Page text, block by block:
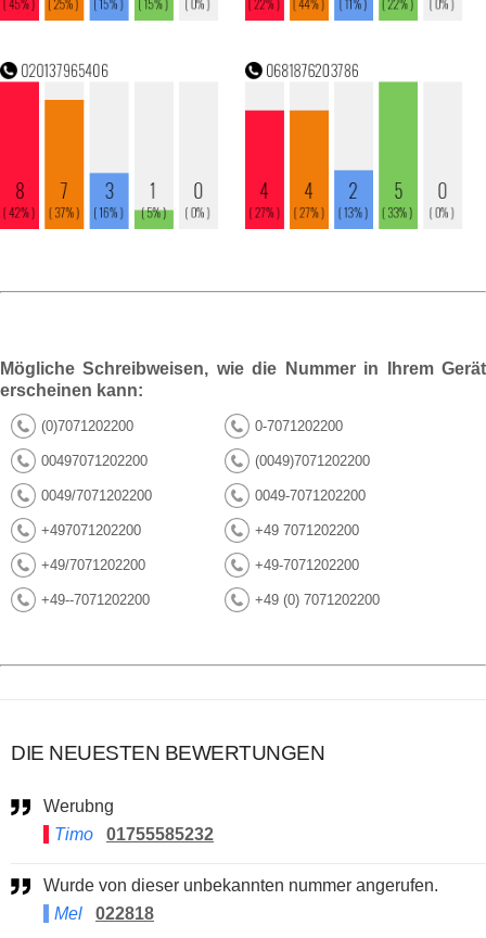
Mögliche Schreibweisen, wie die Nummer in Ihrem Gerät
erscheinen kann:
(0)7071202200 0-7071202200
00497071202200 (0049)7071202200
0049/7071202200 0049-7071202200
+497071202200 +49 7071202200
+49/7071202200 +49-7071202200
+49--7071202200 +49 (0) 7071202200
DIE NEUESTEN BEWERTUNGEN
Werubng
Timo
01755585232
Wurde von dieser unbekannten nummer angerufen.
Mel
022818